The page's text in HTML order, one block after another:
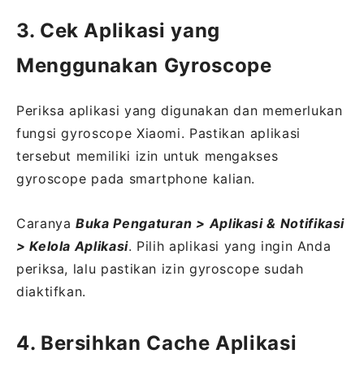
3. Cek Aplikasi yang
Menggunakan Gyroscope
Periksa aplikasi yang digunakan dan memerlukan
fungsi gyroscope Xiaomi. Pastikan aplikasi
tersebut memiliki izin untuk mengakses
gyroscope pada smartphone kalian.
CaranyaBuka Pengaturan > Aplikasi & Notifikasi
> Kelola Aplikasi. Pilih aplikasi yang ingin Anda
periksa, lalu pastikan izin gyroscope sudah
diaktifkan.
4. Bersihkan Cache Aplikasi